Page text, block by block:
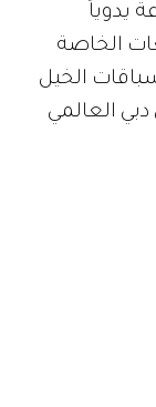
يدوياً
الخاصة
الخيل
العالمي